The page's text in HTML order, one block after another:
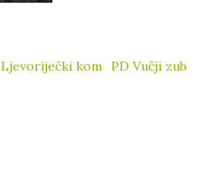
Ljevoriječki kom PD Vučji zub